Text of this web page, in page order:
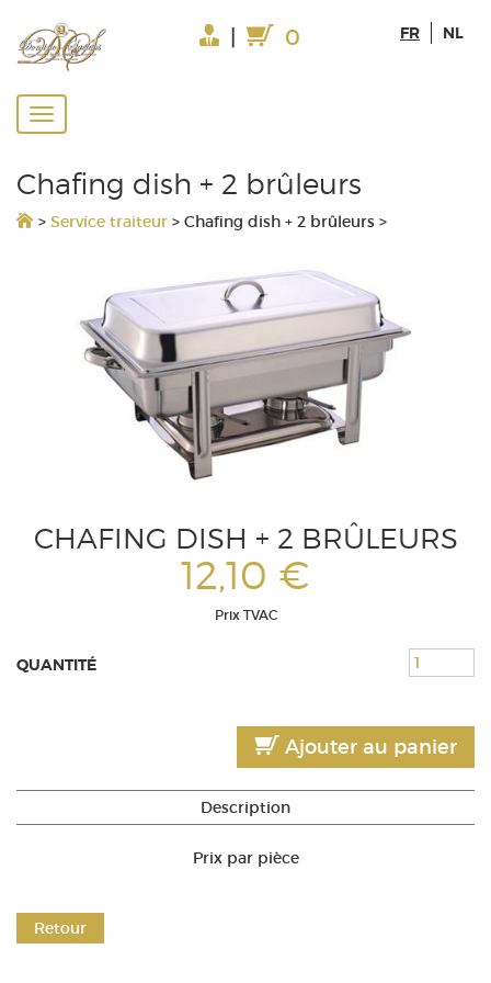
| 0 FR NL
Chafing dish + 2 brûleurs
> Service traiteur > Chafing dish + 2 brûleurs >
CHAFING DISH + 2 BRÛLEURS
12,10 €
Prix TVAC
QUANTITÉ
Ajouter au panier
Description
Prix par pièce
Retour